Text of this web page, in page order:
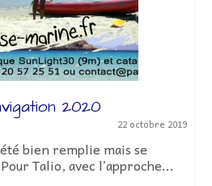
2020
22 octobre 2019
bien remplie mais se
Talio, avec l’approche...